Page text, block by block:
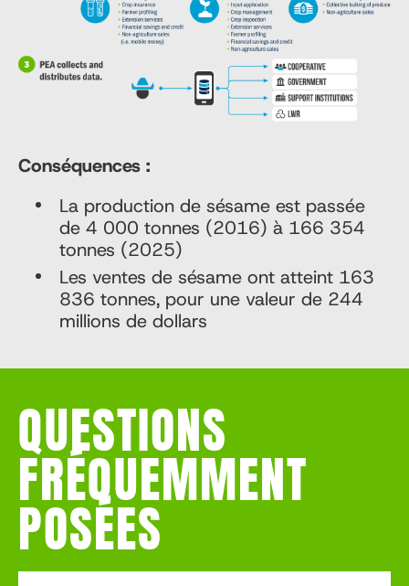
Conséquences :
La production de sésame est passée
de 4 000 tonnes (2016) à 166 354
tonnes (2025)
Les ventes de sésame ont atteint 163
836 tonnes, pour une valeur de 244
millions de dollars
QUESTIONS
FRÉQUEMMENT
POSÉES